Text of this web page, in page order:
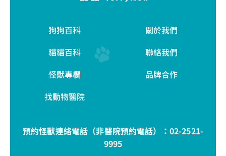
狗狗百科
貓貓百科
怪獸專欄
找動物醫院
關於我們
聯絡我們
品牌合作
預約怪獸連絡電話（非醫院預約電話）： 02-2521-
9995